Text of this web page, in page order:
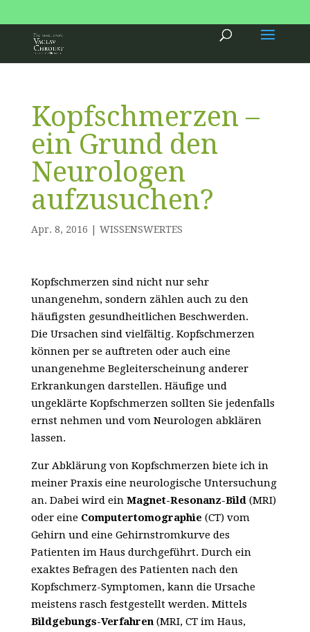
Kopfschmerzen –
ein Grund den
Neurologen
aufzusuchen?
Apr. 8, 2016 WISSENSWERTES
Kopfschmerzen sind nicht nur sehr
unangenehm, sondern zählen auch zu den
häufigsten gesundheitlichen Beschwerden.
Die Ursachen sind vielfältig. Kopfschmerzen
können per se auftreten oder auch eine
unangenehme Begleiterscheinung anderer
Erkrankungen darstellen. Häufige und
ungeklärte Kopfschmerzen sollten Sie jedenfalls
ernst nehmen und vom Neurologen abklären
lassen.
Zur Abklärung von Kopfschmerzen biete ich in
meiner Praxis eine neurologische Untersuchung
an. Dabei wird ein Magnet-Resonanz-Bild(MRI)
oder eine Computertomographie (CT) vom
Gehirn und eine Gehirnstromkurve des
Patienten im Haus durchgeführt. Durch ein
exaktes Befragen des Patienten nach den
Kopfschmerz-Symptomen, kann die Ursache
meistens rasch festgestellt werden. Mittels
Bildgebungs-Verfahren(MRI, CT im Haus,